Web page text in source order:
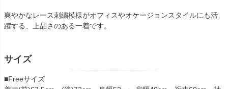
爽やかなレース刺繍模様がオフィスやオケージョンスタイルにも活
躍する、上品さのある一着です。
サイズ
■Freeサイズ